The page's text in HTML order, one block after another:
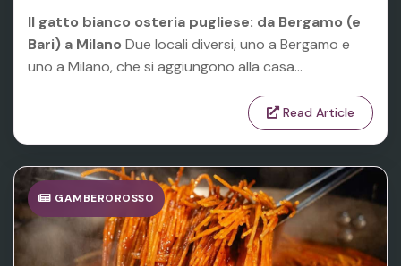
Il gatto bianco osteria pugliese: da Bergamo (e
Bari) a Milano Due locali diversi, uno a Bergamo e
uno a Milano, che si aggiungono alla casa...
Read Article
GAMBEROROSSO